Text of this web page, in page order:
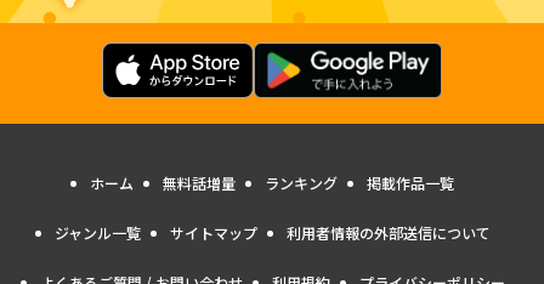
ホーム 無料話増量 ランキング 掲載作品一覧
ジャンル一覧 サイトマップ 利用者情報の外部送信について